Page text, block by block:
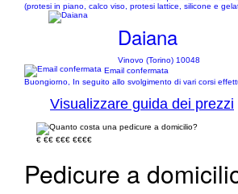
(protesi in piano, calco viso, protesi lattice, silicone e
Daiana
Vinovo (Torino) 10048
Email confermata
Buongiorno, In seguito allo svolgimento di vari corsi
Visualizzare guida dei prezzi
€ €€ €€€ €€€€
Pedicure a